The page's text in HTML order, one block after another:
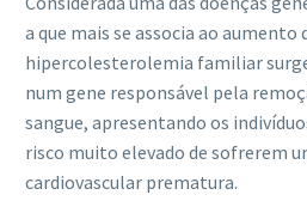
a que mais se associa ao aumento
hipercolesterolemia familiar
num gene responsável pela
sangue, apresentando os
risco muito elevado de sofrerem
cardiovascular prematura.